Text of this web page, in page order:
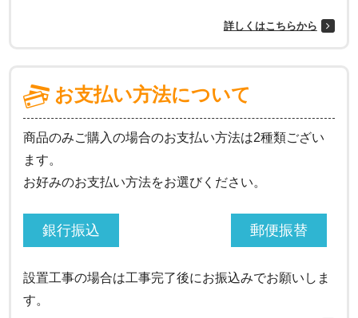
詳しくはこちらから
お支払い方法について
商品のみご購入の場合のお支払い方法は2種類ござい
ます。
お好みのお支払い方法をお選びください。
銀行振込 郵便振替
設置工事の場合は工事完了後にお振込みでお願いしま
す。